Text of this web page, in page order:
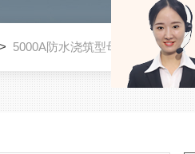
> 5000A防水浇筑型母线槽